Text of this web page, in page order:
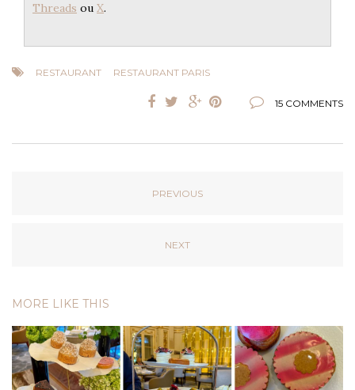
Threads ou X.
RESTAURANT RESTAURANT PARIS
15 COMMENTS
PREVIOUS
NEXT
MORE LIKE THIS